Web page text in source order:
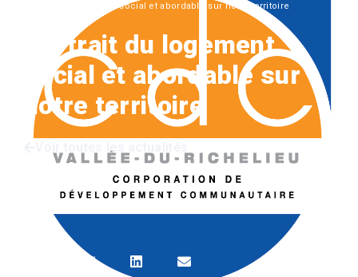
Portrait du logement social et abordable sur notre territoire
Portrait du logement
social et abordable sur
notre territoire
Voir toutes les actualités